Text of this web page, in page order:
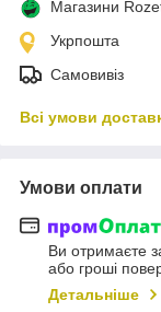
Магазини
Укрпошта
Самовивіз
Всі умови
Умови оплати
Ви отримаєте
або гроші
Детальніше